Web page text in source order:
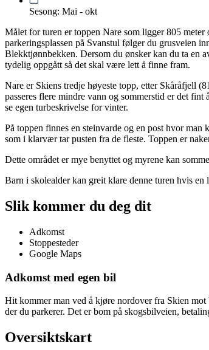
Sesong: Mai - okt
Målet for turen er toppen Nare som ligger 805
parkeringsplassen på Svanstul følger du grusveien
Blekktjønnbekken. Dersom du ønsker kan du ta en
tydelig oppgått så det skal være lett å finne fram.
Nare er Skiens tredje høyeste topp, etter Skåråfjell
passeres flere mindre vann og sommerstid er det
se egen turbeskrivelse for vinter.
På toppen finnes en steinvarde og en post hvor
som i klarvær tar pusten fra de fleste. Toppen er
Dette området er mye benyttet og myrene kan
Barn i skolealder kan greit klare denne turen hvis en
Slik kommer du deg dit
Adkomst
Stoppesteder
Google Maps
Adkomst med egen bil
Hit kommer man ved å kjøre nordover fra Skien
der du parkerer. Det er bom på skogsbilveien,
Oversiktskart